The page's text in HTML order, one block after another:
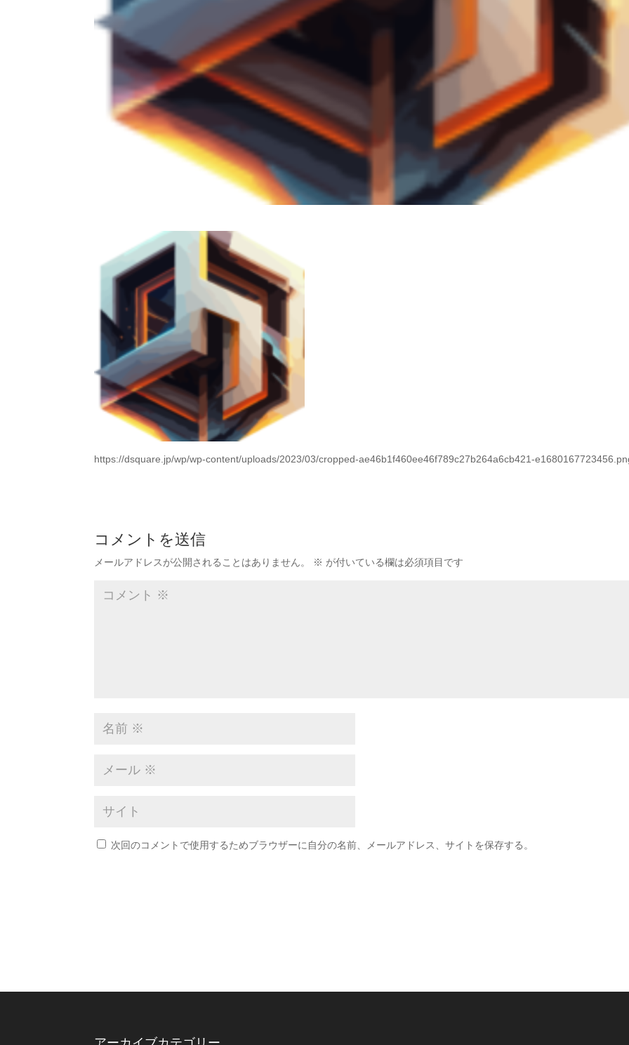
https://dsquare.jp/wp/wp-content/uploads/2023/03/cropped-ae46b1f460ee46f789c27b264a6cb421-
コメントを送信
メールアドレスが公開されることはありません。 ※ が付いている欄は必須項目です
次回のコメントで使用するためブラウザーに自分の名前、メールアドレス、サイトを保存する。